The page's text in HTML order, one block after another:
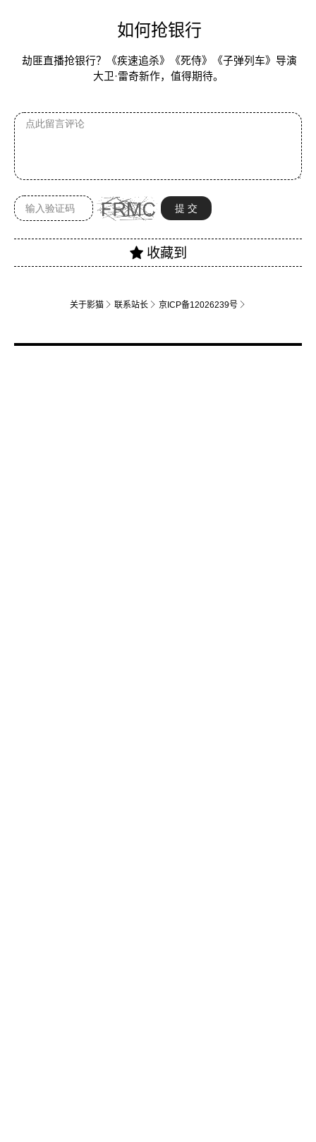
如何抢银行
劫匪直播抢银行？《疾速追杀》《死侍》《子弹列车》导演
大卫·雷奇新作，值得期待。
关于影猫 联系站长 京ICP备12026239号